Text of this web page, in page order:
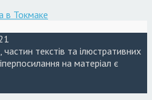
в Токмаке
частин текстів та ілюстративних
на матеріал є